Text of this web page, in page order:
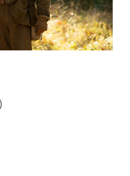
)